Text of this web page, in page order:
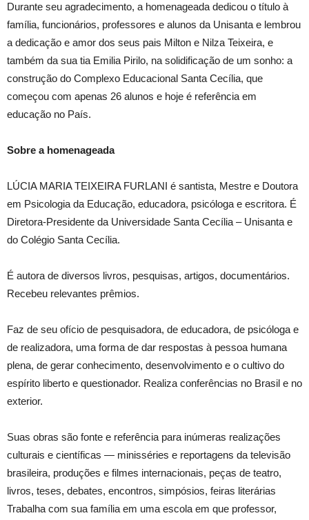
Durante seu agradecimento, a homenageada dedicou o título à
família, funcionários, professores e alunos da Unisanta e lembrou
a dedicação e amor dos seus pais Milton e Nilza Teixeira, e
também da sua tia Emilia Pirilo, na solidificação de um sonho: a
construção do Complexo Educacional Santa Cecília, que
começou com apenas 26 alunos e hoje é referência em
educação no País.
Sobre a homenageada
LÚCIA MARIA TEIXEIRA FURLANI é santista, Mestre e Doutora
em Psicologia da Educação, educadora, psicóloga e escritora. É
Diretora-Presidente da Universidade Santa Cecília – Unisanta e
do Colégio Santa Cecília.
É autora de diversos livros, pesquisas, artigos, documentários.
Recebeu relevantes prêmios.
Faz de seu ofício de pesquisadora, de educadora, de psicóloga e
de realizadora, uma forma de dar respostas à pessoa humana
plena, de gerar conhecimento, desenvolvimento e o cultivo do
espírito liberto e questionador. Realiza conferências no Brasil e no
exterior.
Suas obras são fonte e referência para inúmeras realizações
culturais e científicas — minisséries e reportagens da televisão
brasileira, produções e filmes internacionais, peças de teatro,
livros, teses, debates, encontros, simpósios, feiras literárias
Trabalha com sua família em uma escola em que professor,